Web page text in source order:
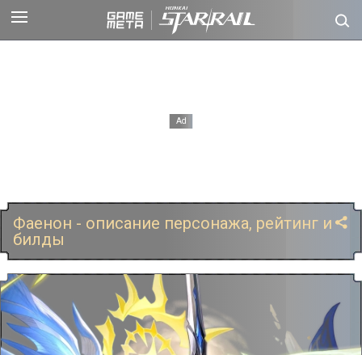
Фаенон - описание персонажа, рейтинг и
билды